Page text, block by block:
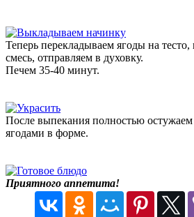
Теперь перекладываем ягоды на
смесь, отправляем в духовку.
Печем 35-40 минут.
После выпекания полностью
ягодами в форме.
Приятного аппетита!